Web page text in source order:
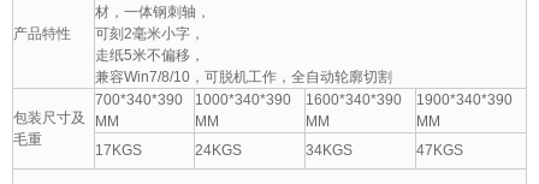
产品特性
材，一体钢刺轴，
可刻2毫米小字，
走纸5米不偏移，
兼容Win7/8/10，可脱机工作，全自动轮廓切割
包装尺寸及
毛重
700*340*390
MM
1000*340*390
MM
1600*340*390
MM
1900*340*390
MM
17KGS
24KGS 34KGS 47KGS